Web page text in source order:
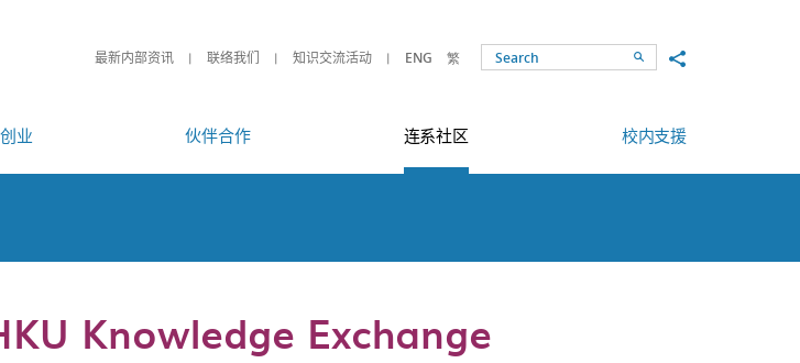
最新内部资讯 联络我们 知识交流活动 ENG 繁 SearchShare to
业 伙伴合作 连系社区 校内支援
Knowledge Exchange